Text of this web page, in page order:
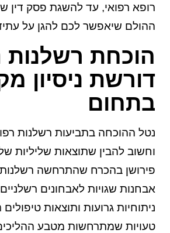
רופא רפואי, עד להשגת פסק דין
ההולם שיאפשר לכם להגן על
הוכחת רשלנות
דורשת ניסיון
בתחום
נטל ההוכחה בתביעות רשלנות
וחשוב להבין שתוצאות שליליות
פירושן בהכרח שהתרחשה רשלנות.
אבחנות שגויות לאבחונים
ניתוחיות גרועות ותוצאות
טעויות שמתרחשות מטבע